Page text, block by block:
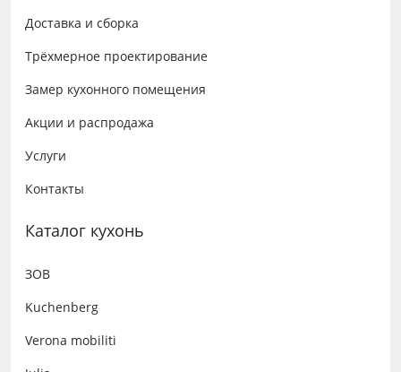
Доставка и сборка
Трёхмерное проектирование
Замер кухонного помещения
Акции и распродажа
Услуги
Контакты
Каталог кухонь
ЗОВ
Kuchenberg
Verona mobiliti